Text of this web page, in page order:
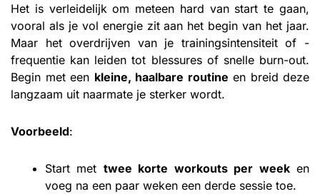
Het is verleidelijk om meteen hard van start te gaan,
vooral als je vol energie zit aan het begin van het jaar.
Maar het overdrijven van je trainingsintensiteit of -
frequentie kan leiden tot blessures of snelle burn-out.
Begin met een kleine, haalbare routine en breid deze
langzaam uit naarmate je sterker wordt.
Voorbeeld:
Start met twee korte workouts per weeken
voeg na een paar weken een derde sessie toe.